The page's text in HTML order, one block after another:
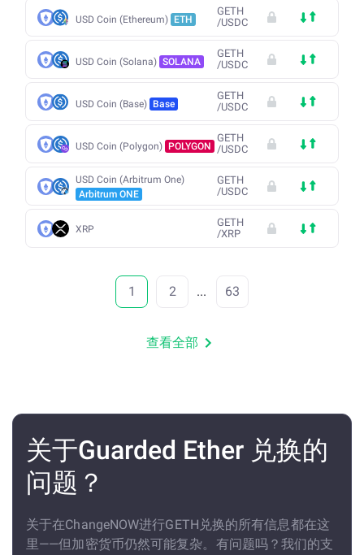
USD Coin (Ethereum) ETH
GETH
/USDC
USD Coin (Solana) SOLANA
GETH
/USDC
USD Coin (Base) Base
GETH
/USDC
USD Coin (Polygon) POLYGON
GETH
/USDC
USD Coin (Arbitrum One)
Arbitrum ONE
GETH
/USDC
XRP
GETH
/XRP
1 2 ... 63
查看全部
关于Guarded Ether 兑换的
问题？
关于在ChangeNOW进行GETH兑换的所有信息都在这
里——但加密货币仍然可能复杂。有问题吗？我们的支